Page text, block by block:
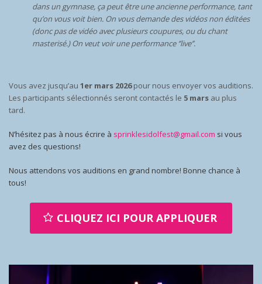
dans un gymnase, ça peut être une ancienne performance, tant
qu’on vous voit bien. On vous demande des vidéos non éditées
(donc pas de vidéo avec plusieurs coupures, ou du chant
masterisé.)On veut voir une performance ‘’live’’.
Vous avez jusqu’au 1er mars 2026pour nous envoyer vos auditions.
Les participants sélectionnés seront contactés le 5 mars au plus
tard.
N’hésitez pas à nous écrire à sprinklesidolfest@gmail.com si vous
avez des questions!
Nous attendons vos auditions en grand nombre! Bonne chance à
tous!
CLIQUEZ ICI POUR APPLIQUER